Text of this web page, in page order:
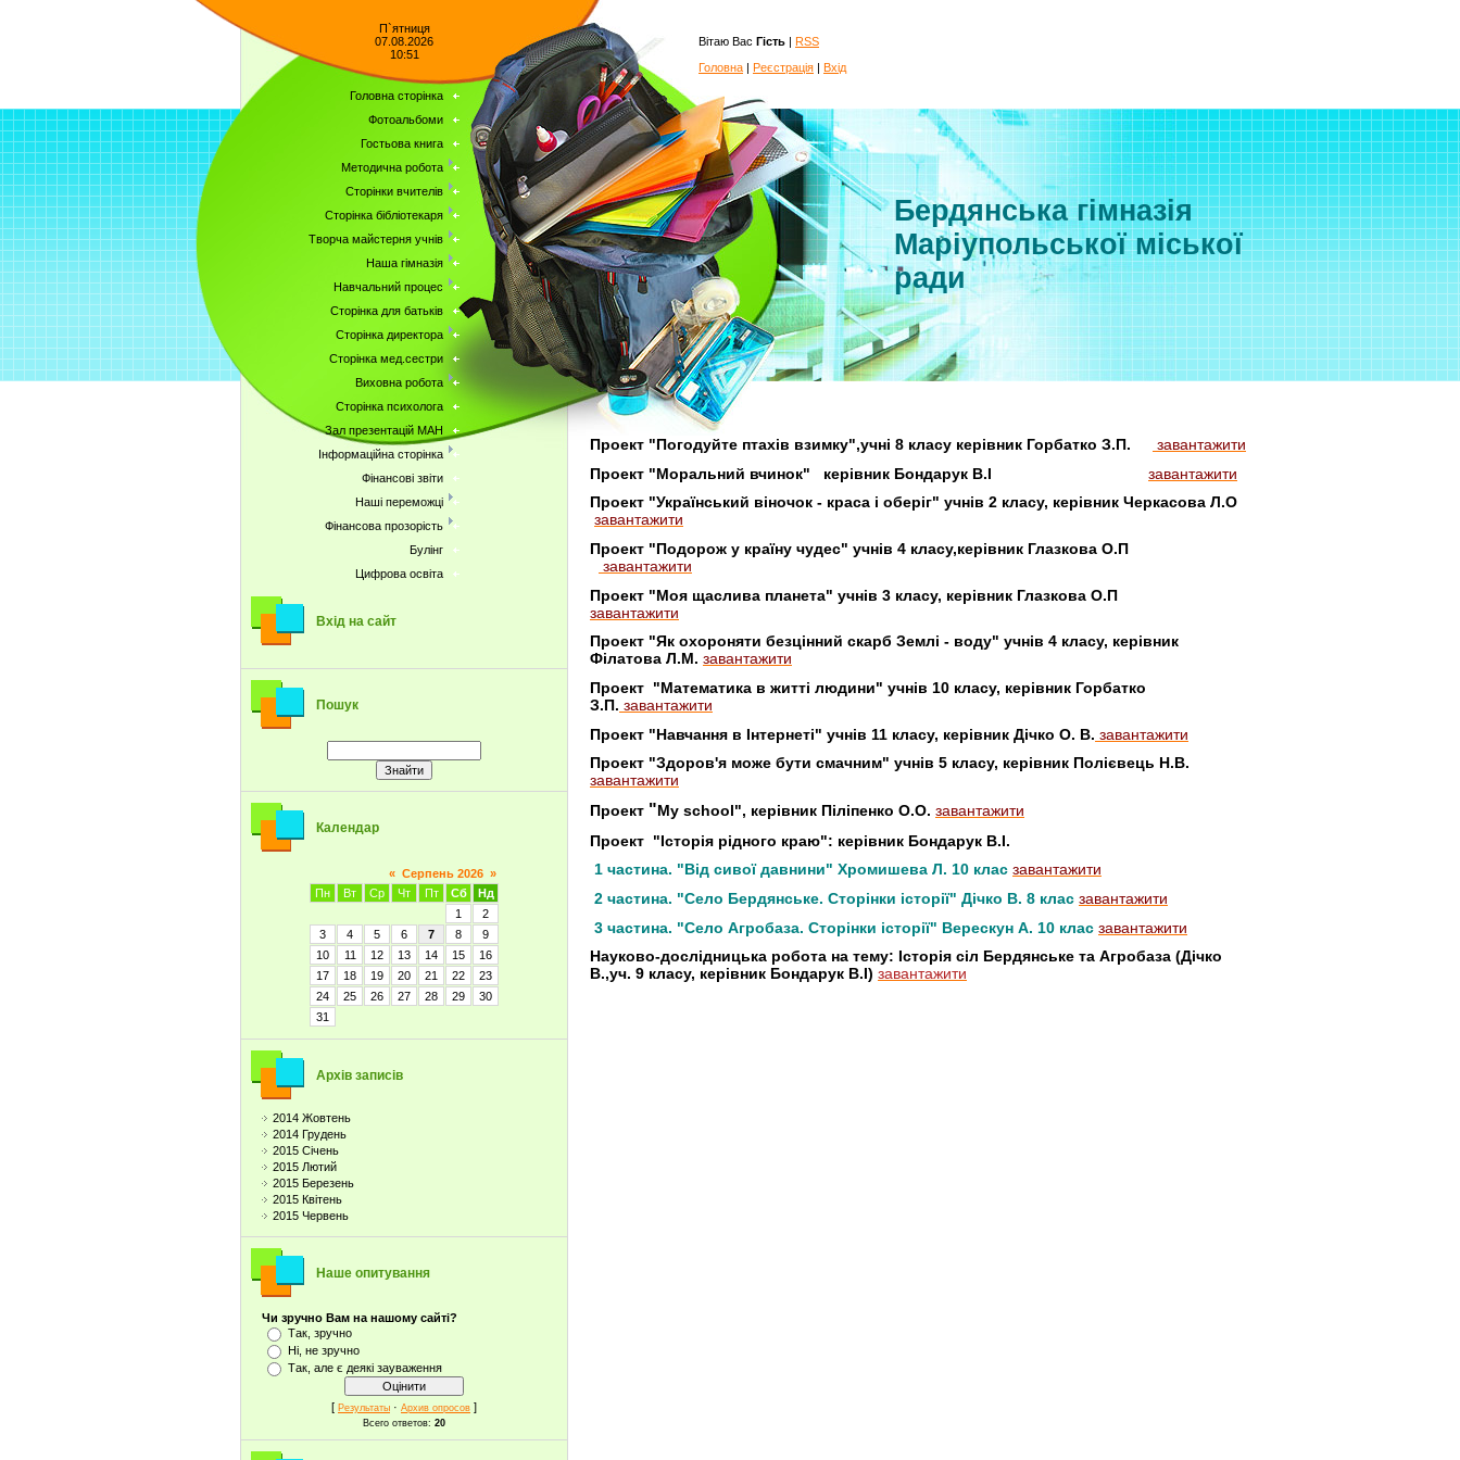
П`ятниця
07.08.2026
10:51
Головна сторінка
Фотоальбоми
Гостьова книга
Методична робота
Сторінки вчителів
Сторінка бібліотекаря
Творча майстерня учнів
Наша гімназія
Навчальний процес
Сторінка для батьків
Сторінка директора
Сторінка мед.сестри
Виховна робота
Сторінка психолога
Зал презентацій МАН
Інформаційна сторінка
Фінансові звіти
Наші переможці
Фінансова прозорість
Булінг
Цифрова освіта
Вхід на сайт
Пошук
Календар
« Серпень 2026 »
Пн
Вт Ср Чт Пт Сб
Нд
1
2
3
4 5 6 7 8
9
10
11 12 13 14 15
16
17
18 19 20 21 22
23
24
25 26 27 28 29
30
31
Архів записів
2014 Жовтень
2014 Грудень
2015 Січень
2015 Лютий
2015 Березень
2015 Квітень
2015 Червень
Наше опитування
Чи зручно Вам на нашому сайті?
Так, зручно
Ні, не зручно
Так, але є деякі зауваження
[ Результаты · Архив опросов ]
Всего ответов: 20
Вітаю Вас Гість | RSS
Головна | Реєстрація | Вхід
Бердянська гімназія
Маріупольської міської
ради
Проект "Погодуйте птахів взимку",учні 8 класу керівник Горбатко З.П.
завантажити
Проект "Моральний вчинок" керівник Бондарук В.І завантажити
Проект "Український віночок - краса і оберіг" учнів 2 класу, керівник Черкасова Л.О
завантажити
Проект "Подорож у країну чудес" учнів 4 класу,керівник Глазкова О.П
завантажити
Проект "Моя щаслива планета" учнів 3 класу, керівник Глазкова О.П
завантажити
Проект "Як охороняти безцінний скарб Землі - воду" учнів 4 класу, керівник
Філатова Л.М. завантажити
Проект "Математика в житті людини" учнів 10 класу, керівник Горбатко
З.П. завантажити
Проект "Навчання в Інтернеті" учнів 11 класу, керівник Дічко О. В. завантажити
Проект "Здоров'я може бути смачним" учнів 5 класу, керівник Полієвець Н.В.
завантажити
Проект "My school", керівник Піліпенко О.О. завантажити
Проект "Історія рідного краю": керівник Бондарук В.І.
1 частина. "Від сивої давнини" Хромишева Л. 10 клас завантажити
2 частина. "Село Бердянське. Сторінки історії" Дічко В. 8 клас завантажити
3 частина. "Село Агробаза. Сторінки історії" Верескун А. 10 клас завантажити
Науково-дослідницька робота на тему: Історія сіл Бердянське та Агробаза (Дічко
В.,уч. 9 класу, керівник Бондарук В.І) завантажити